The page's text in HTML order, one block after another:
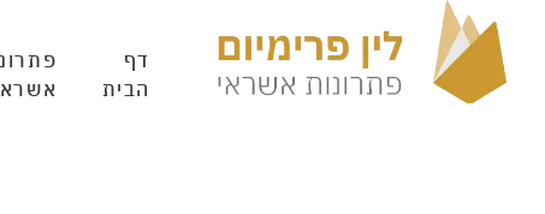
דף
הבית